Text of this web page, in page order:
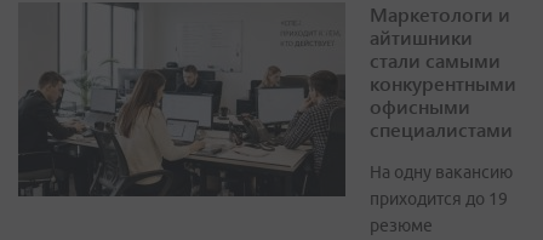
Маркетологи и
айтишники
стали самыми
конкурентными
офисными
специалистами
На одну вакансию
приходится до 19
резюме